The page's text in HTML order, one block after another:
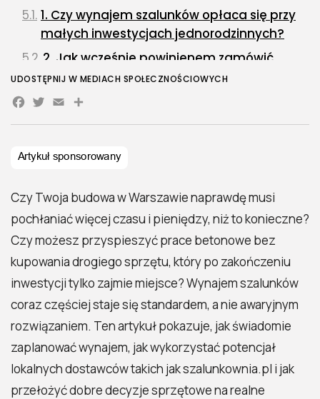
Czy Twoja budowa w Warszawie naprawdę musi
pochłaniać więcej czasu i pieniędzy, niż to konieczne?
Czy możesz przyspieszyć prace betonowe bez
kupowania drogiego sprzętu, który po zakończeniu
inwestycji tylko zajmie miejsce? Wynajem szalunków
coraz częściej staje się standardem, a nie awaryjnym
rozwiązaniem. Ten artykuł pokazuje, jak świadomie
zaplanować wynajem, jak wykorzystać potencjał
lokalnych dostawców takich jak szalunkownia.pl i jak
przełożyć dobre decyzje sprzętowe na realne
1. Czy wynajem szalunków opłaca się przy
małych inwestycjach jednorodzinnych?
2. Jak wcześnie powinienem zamówić
szalunki na inwestycję w Warszawie?
3. Czy firma wynajmująca szalunki może
szalunków w trakcie budowy?
zmniejszyć ilość szalunków?
6. Czy lokalny dostawca w Warszawie ma
przewagę nad firmą spoza regionu?
Podsumowanie – kluczowe wnioski i
rekomendacje
UDOSTĘPNIJ W MEDIACH SPOŁECZNOŚCIOWYCH
Facebook
Twitter
EmailShare